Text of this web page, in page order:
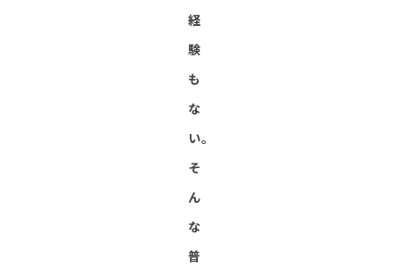
経
験
も
な
い。
そ
ん
な
普